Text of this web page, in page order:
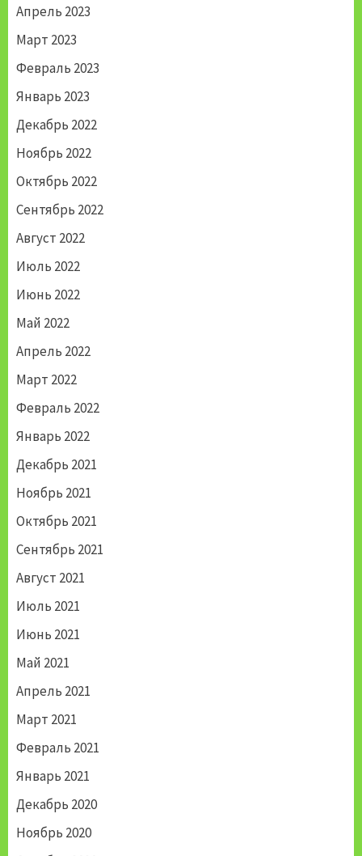
Апрель 2023
Март 2023
Февраль 2023
Январь 2023
Декабрь 2022
Ноябрь 2022
Октябрь 2022
Сентябрь 2022
Август 2022
Июль 2022
Июнь 2022
Май 2022
Апрель 2022
Март 2022
Февраль 2022
Январь 2022
Декабрь 2021
Ноябрь 2021
Октябрь 2021
Сентябрь 2021
Август 2021
Июль 2021
Июнь 2021
Май 2021
Апрель 2021
Март 2021
Февраль 2021
Январь 2021
Декабрь 2020
Ноябрь 2020